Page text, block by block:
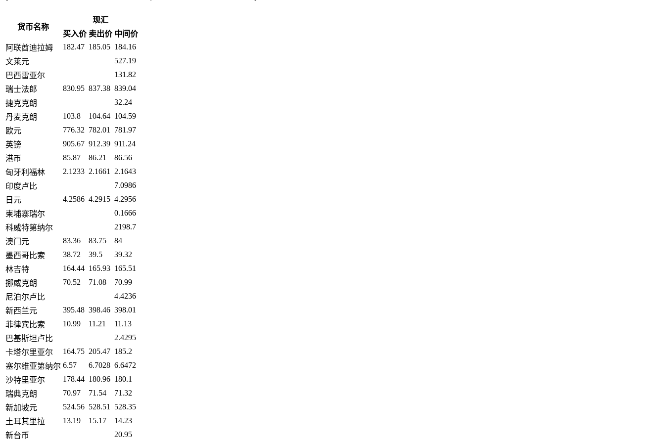
货币名称
现汇
买入价 卖出价 中间价
阿联酋迪拉姆
182.47 185.05 184.16
文莱元
527.19
巴西雷亚尔
131.82
瑞士法郎
830.95 837.38 839.04
捷克克朗
32.24
丹麦克朗
103.8 104.64 104.59
欧元
776.32 782.01
781.97
英镑
905.67 912.39 911.24
港币
85.87 86.21
86.56
匈牙利福林
2.1233 2.1661
2.1643
印度卢比
7.0986
日元
4.2586 4.2915 4.2956
柬埔寨瑞尔
0.1666
科威特第纳尔
2198.7
澳门元
83.36 83.75
84
墨西哥比索
38.72 39.5
39.32
林吉特
164.44 165.93 165.51
挪威克朗
70.52 71.08
70.99
尼泊尔卢比
4.4236
新西兰元
395.48 398.46 398.01
菲律宾比索
10.99 11.21
11.13
巴基斯坦卢比
2.4295
卡塔尔里亚尔
164.75 205.47 185.2
塞尔维亚第纳尔 6.57 6.7028 6.6472
沙特里亚尔
178.44 180.96 180.1
瑞典克朗
70.97 71.54
71.32
新加坡元
524.56 528.51
528.35
土耳其里拉
13.19 15.17
14.23
新台币
20.95